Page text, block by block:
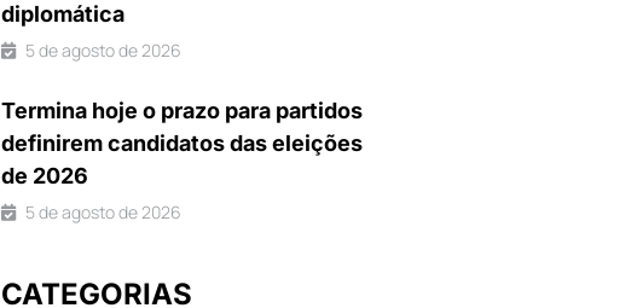
diplomática
5 de agosto de 2026
Termina hoje o prazo para partidos
definirem candidatos das eleições
de 2026
5 de agosto de 2026
CATEGORIAS